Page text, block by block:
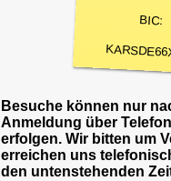
BIC:
Besuche können nur
Anmeldung über
erfolgen. Wir bitten um
erreichen uns
den untenstehenden